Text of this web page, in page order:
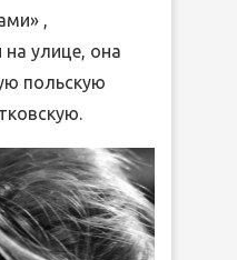
,
улице, она
польскую